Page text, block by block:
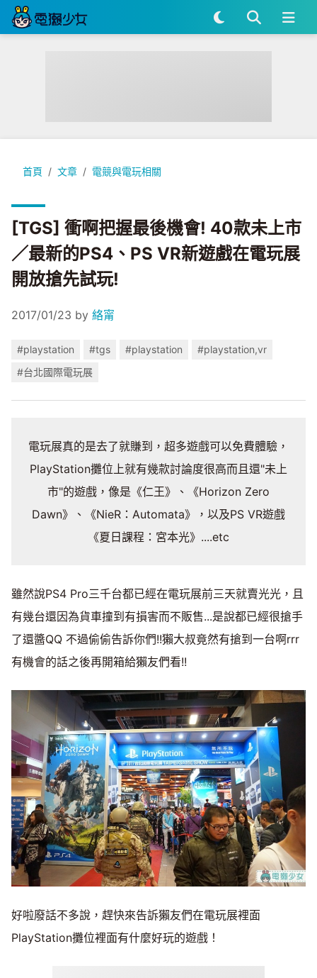
首頁 文章 電競與電玩相關
[TGS] 衝啊把握最後機會! 40款未上市／最新的PS4、PS VR新
[TGS] 衝啊把握最後機會! 40款未上市
／最新的PS4、PS VR新遊戲在電玩展
開放搶先試玩!
2017/01/23 by 絡甯
#playstation #tgs #playstation
#playstation,vr
#台北國際電玩展
電玩展真的是去了就賺到，超多遊戲可以免費體驗，
PlayStation攤位上就有幾款討論度很高而且還"未上
市"的遊戲，像是《仁王》、《Horizon Zero
Dawn》、《NieR：Automata》，以及PS VR遊戲
《夏日課程：宮本光》....etc
雖然說PS4 Pro三千台都已經在電玩展前三天就賣光光，且
有幾台還因為貨車撞到有損害而不販售...是說都已經很搶手
了還醬QQ 不過偷偷告訴你們!!獺大叔竟然有搶到一台啊rrr
有機會的話之後再開箱給獺友們看!!
好啦廢話不多說，趕快來告訴獺友們在電玩展裡面
PlayStation攤位裡面有什麼好玩的遊戲！